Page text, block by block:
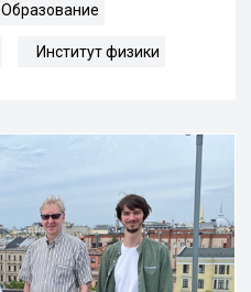
Образование
Институт физики